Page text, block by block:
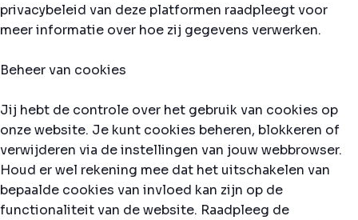
privacybeleid van deze platformen raadpleegt voor
meer informatie over hoe zij gegevens verwerken.
Beheer van cookies
Jij hebt de controle over het gebruik van cookies op
onze website. Je kunt cookies beheren, blokkeren of
verwijderen via de instellingen van jouw webbrowser.
Houd er wel rekening mee dat het uitschakelen van
bepaalde cookies van invloed kan zijn op de
functionaliteit van de website. Raadpleeg de